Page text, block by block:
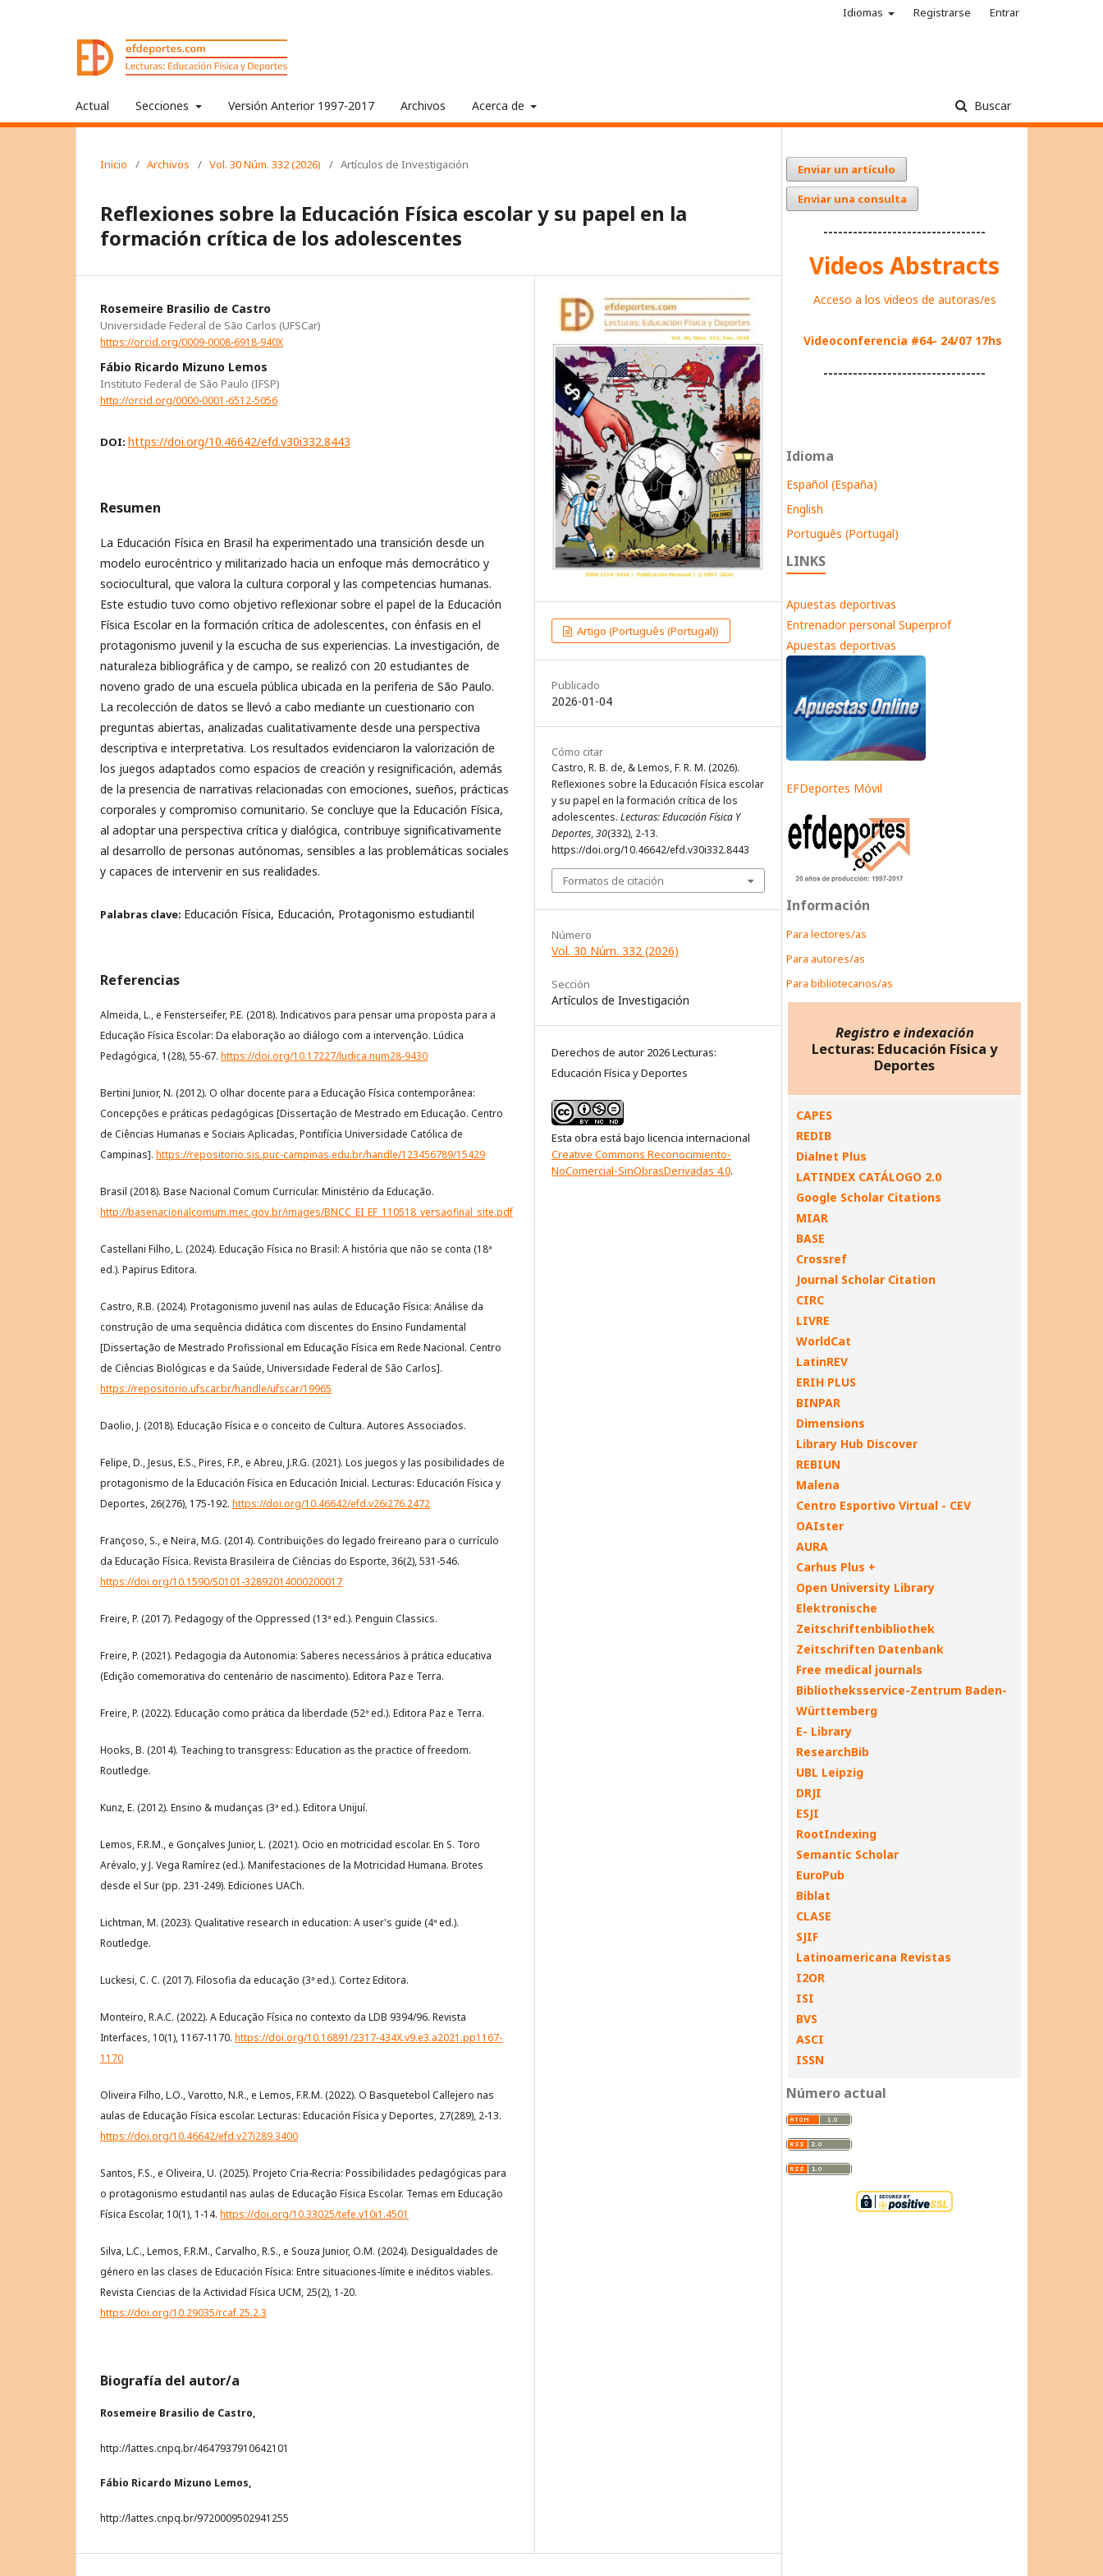
Actual Secciones Versión Anterior 1997-2017 Archivos Acerca de Buscar
Idiomas Registrarse Entrar
Inicio / Archivos / Vol. 30 Núm. 332 (2026) / Artículos de Investigación
Reflexiones sobre la Educación Física escolar y su papel en la
formación crítica de los adolescentes
Rosemeire Brasilio de Castro
Universidade Federal de São Carlos (UFSCar)
https://orcid.org/0009-0008-6918-940X
Fábio Ricardo Mizuno Lemos
Instituto Federal de São Paulo (IFSP)
http://orcid.org/0000-0001-6512-5056
DOI: https://doi.org/10.46642/efd.v30i332.8443
Resumen
La Educación Física en Brasil ha experimentado una transición desde un
modelo eurocéntrico y militarizado hacia un enfoque más democrático y
sociocultural, que valora la cultura corporal y las competencias humanas.
Este estudio tuvo como objetivo reflexionar sobre el papel de la Educación
Física Escolar en la formación crítica de adolescentes, con énfasis en el
protagonismo juvenil y la escucha de sus experiencias. La investigación, de
naturaleza bibliográfica y de campo, se realizó con 20 estudiantes de
noveno grado de una escuela pública ubicada en la periferia de São Paulo.
La recolección de datos se llevó a cabo mediante un cuestionario con
preguntas abiertas, analizadas cualitativamente desde una perspectiva
descriptiva e interpretativa. Los resultados evidenciaron la valorización de
los juegos adaptados como espacios de creación y resignificación, además
de la presencia de narrativas relacionadas con emociones, sueños, prácticas
corporales y compromiso comunitario. Se concluye que la Educación Física,
al adoptar una perspectiva crítica y dialógica, contribuye significativamente
al desarrollo de personas autónomas, sensibles a las problemáticas sociales
y capaces de intervenir en sus realidades.
Palabras clave: Educación Física, Educación, Protagonismo estudiantil
Referencias
Almeida, L., e Fensterseifer, P.E. (2018). Indicativos para pensar uma proposta para a
Educação Física Escolar: Da elaboração ao diálogo com a intervenção. Lúdica
Pedagógica, 1(28), 55-67. https://doi.org/10.17227/ludica.num28-9430
Bertini Junior, N. (2012). O olhar docente para a Educação Física contemporânea:
Concepções e práticas pedagógicas [Dissertação de Mestrado em Educação. Centro
de Ciências Humanas e Sociais Aplicadas, Pontifícia Universidade Católica de
Campinas]. https://repositorio.sis.puc-campinas.edu.br/handle/123456789/15429
Brasil (2018). Base Nacional Comum Curricular. Ministério da Educação.
http://basenacionalcomum.mec.gov.br/images/BNCC_EI_EF_110518_versaofinal_site.pdf
Castellani Filho, L. (2024). Educação Física no Brasil: A história que não se conta (18ª
ed.). Papirus Editora.
Castro, R.B. (2024). Protagonismo juvenil nas aulas de Educação Física: Análise da
construção de uma sequência didática com discentes do Ensino Fundamental
[Dissertação de Mestrado Profissional em Educação Física em Rede Nacional. Centro
de Ciências Biológicas e da Saúde, Universidade Federal de São Carlos].
https://repositorio.ufscar.br/handle/ufscar/19965
Daolio, J. (2018). Educação Física e o conceito de Cultura. Autores Associados.
Felipe, D., Jesus, E.S., Pires, F.P., e Abreu, J.R.G. (2021). Los juegos y las posibilidades de
protagonismo de la Educación Física en Educación Inicial. Lecturas: Educación Física y
Deportes, 26(276), 175-192. https://doi.org/10.46642/efd.v26i276.2472
Françoso, S., e Neira, M.G. (2014). Contribuições do legado freireano para o currículo
da Educação Física. Revista Brasileira de Ciências do Esporte, 36(2), 531-546.
https://doi.org/10.1590/S0101-32892014000200017
Freire, P. (2017). Pedagogy of the Oppressed (13ª ed.). Penguin Classics.
Freire, P. (2021). Pedagogia da Autonomia: Saberes necessários à prática educativa
(Edição comemorativa do centenário de nascimento). Editora Paz e Terra.
Freire, P. (2022). Educação como prática da liberdade (52ª ed.). Editora Paz e Terra.
Hooks, B. (2014). Teaching to transgress: Education as the practice of freedom.
Routledge.
Kunz, E. (2012). Ensino & mudanças (3ª ed.). Editora Unijuí.
Lemos, F.R.M., e Gonçalves Junior, L. (2021). Ocio en motricidad escolar. En S. Toro
Arévalo, y J. Vega Ramírez (ed.). Manifestaciones de la Motricidad Humana. Brotes
desde el Sur (pp. 231-249). Ediciones UACh.
Lichtman, M. (2023). Qualitative research in education: A user's guide (4ª ed.).
Routledge.
Luckesi, C. C. (2017). Filosofia da educação (3ª ed.). Cortez Editora.
Monteiro, R.A.C. (2022). A Educação Física no contexto da LDB 9394/96. Revista
Interfaces, 10(1), 1167-1170. https://doi.org/10.16891/2317-434X.v9.e3.a2021.pp1167-
1170
Oliveira Filho, L.O., Varotto, N.R., e Lemos, F.R.M. (2022). O Basquetebol Callejero nas
aulas de Educação Física escolar. Lecturas: Educación Física y Deportes, 27(289), 2-13.
https://doi.org/10.46642/efd.v27i289.3400
Santos, F.S., e Oliveira, U. (2025). Projeto Cria-Recria: Possibilidades pedagógicas para
o protagonismo estudantil nas aulas de Educação Física Escolar. Temas em Educação
Física Escolar, 10(1), 1-14. https://doi.org/10.33025/tefe.v10i1.4501
Silva, L.C., Lemos, F.R.M., Carvalho, R.S., e Souza Junior, O.M. (2024). Desigualdades de
género en las clases de Educación Física: Entre situaciones-límite e inéditos viables.
Revista Ciencias de la Actividad Física UCM, 25(2), 1-20.
https://doi.org/10.29035/rcaf.25.2.3
Biografía del autor/a
Rosemeire Brasilio de Castro,
http://lattes.cnpq.br/4647937910642101
Fábio Ricardo Mizuno Lemos,
http://lattes.cnpq.br/9720009502941255
Artigo (Português (Portugal))
Publicado
2026-01-04
Cómo citar
Castro, R. B. de, & Lemos, F. R. M. (2026).
Reflexiones sobre la Educación Física escolar
y su papel en la formación crítica de los
adolescentes. Lecturas: Educación Física Y
Deportes,30(332), 2-13.
https://doi.org/10.46642/efd.v30i332.8443
Formatos de citación
Número
Vol. 30 Núm. 332 (2026)
Sección
Artículos de Investigación
Derechos de autor 2026 Lecturas:
Educación Física y Deportes
Esta obra está bajo licencia internacional
Creative Commons Reconocimiento-
NoComercial-SinObrasDerivadas 4.0.
Enviar un artículo
Enviar una consulta
---------------------------------
Videos Abstracts
Acceso a los videos de autoras/es
Videoconferencia #64- 24/07 17hs
---------------------------------
Idioma
Español (España)
English
Português (Portugal)
LINKS
Apuestas deportivas
Entrenador personal Superprof
Apuestas deportivas
EFDeportes Móvil
Información
Para lectores/as
Para autores/as
Para bibliotecarios/as
Registro e indexación
Lecturas: Educación Física y
Deportes
CAPES
REDIB
Dialnet Plus
LATINDEX CATÁLOGO 2.0
Google Scholar Citations
MIAR
BASE
Crossref
Journal Scholar Citation
CIRC
LIVRE
WorldCat
LatinREV
ERIH PLUS
BINPAR
Dimensions
Library Hub Discover
REBIUN
Malena
Centro Esportivo Virtual - CEV
OAIster
AURA
Carhus Plus +
Open University Library
Elektronische
Zeitschriftenbibliothek
Zeitschriften Datenbank
Free medical journals
Bibliotheksservice-Zentrum Baden-
Württemberg
E- Library
ResearchBib
UBL Leipzig
DRJI
ESJI
RootIndexing
Semantic Scholar
EuroPub
Biblat
CLASE
SJIF
Latinoamericana Revistas
I2OR
ISI
BVS
ASCI
ISSN
Número actual